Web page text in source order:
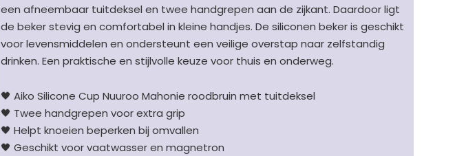
roodbruin
140
aantal
een afneembaar tuitdeksel en twee handgrepen aan de zijkant. Daardoor ligt
de beker stevig en comfortabel in kleine handjes. De siliconen beker is geschikt
voor levensmiddelen en ondersteunt een veilige overstap naar zelfstandig
drinken. Een praktische en stijlvolle keuze voor thuis en onderweg.
🖤 Aiko Silicone Cup Nuuroo Mahonie roodbruin met tuitdeksel
🖤 Twee handgrepen voor extra grip
🖤 Helpt knoeien beperken bij omvallen
🖤 Geschikt voor vaatwasser en magnetron